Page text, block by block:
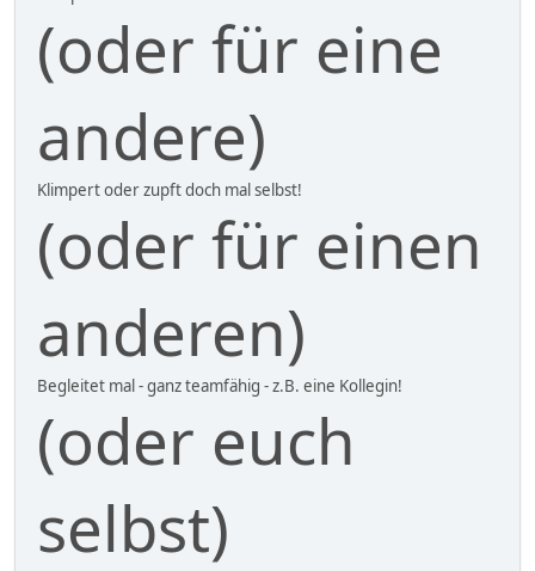
(oder für eine
andere)
Klimpert oder zupft doch mal selbst!
(oder für einen
anderen)
Begleitet mal - ganz teamfähig - z.B. eine Kollegin!
(oder euch
selbst)